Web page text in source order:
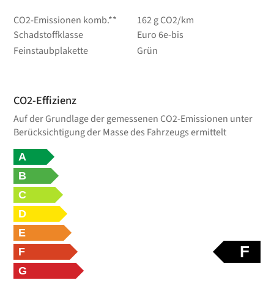
CO2-Emissionen komb.**
162 g CO2/km
Schadstoffklasse
Euro 6e-bis
Feinstaubplakette
Grün
CO2-Effizienz
Auf der Grundlage der gemessenen CO2-Emissionen unter
Berücksichtigung der Masse des Fahrzeugs ermittelt
F
A
B
C
D
E
F
G